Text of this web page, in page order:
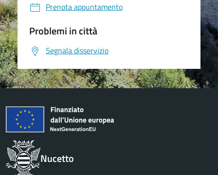
Prenota appuntamento
Problemi in città
Segnala disservizio
Nucetto